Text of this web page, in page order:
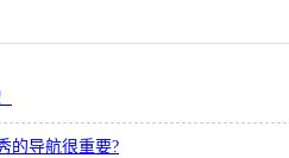
的导航很重要?